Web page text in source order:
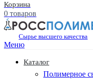
Корзина
0 товаров
Сырье высшего качества
Меню
Каталог
Полимерное